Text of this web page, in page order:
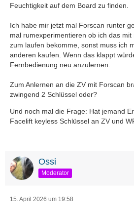
Feuchtigkeit auf dem Board zu finden.
Ich habe mir jetzt mal Forscan runter
mal rumexperimentieren ob ich das
zum laufen bekomme, sonst muss ich
anderen kaufen. Wenn das klappt
Fernbedienung neu anzulernen.
Zum Anlernen an die ZV mit Forscan
zwingend 2 Schlüssel oder?
Und noch mal die Frage: Hat jemand
Facelift keyless Schlüssel an ZV und
Ossi
Moderator
15. April 2026 um 19:58